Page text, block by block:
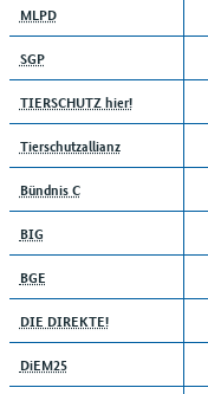
MLPD
SGP
TIERSCHUTZ hier!
Tierschutzallianz
Bündnis C
BIG
BGE
DIE DIREKTE!
DiEM25